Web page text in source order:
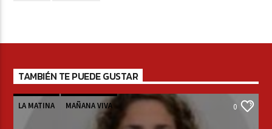
TAMBIÉN TE PUEDE GUSTAR
LA MATINA MAÑANA VIVA 0